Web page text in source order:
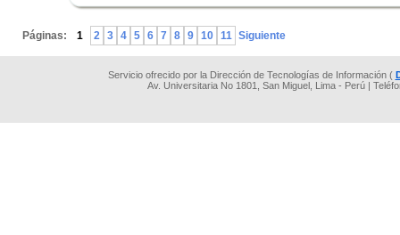
Páginas: 1 2 3 4 5 6 7 8 9 10 11 Siguiente
Servicio ofrecido por la Dirección de Tecnologías de Información (
Av. Universitaria No 1801, San Miguel, Lima - Perú |